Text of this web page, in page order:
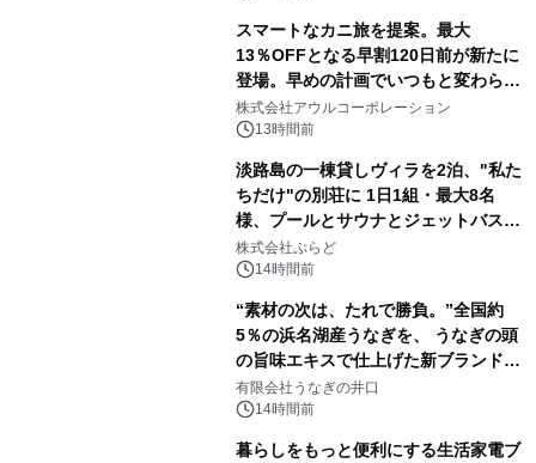
スマートなカニ旅を提案。最大
13％OFFとなる早割120日前が新たに
登場。早めの計画でいつもと変わらぬ
大人の冬旅を。ー夕日ヶ浦温泉「佳松
苑 別邸ふうか」ー
株式会社アウルコーポレーション
13時間前
淡路島の一棟貸しヴィラを2泊、"私た
ちだけ"の別荘に 1日1組・最大8名
様、プールとサウナとジェットバス付
きで Villa Mon Temps AWAJIの連泊
素泊りプラン
株式会社ぷらど
14時間前
“素材の次は、たれで勝負。”全国約
5％の浜名湖産うなぎを、 うなぎの頭
の旨味エキスで仕上げた新ブランド
「井口の誉」誕生
有限会社うなぎの井口
14時間前
暮らしをもっと便利にする生活家電ブ